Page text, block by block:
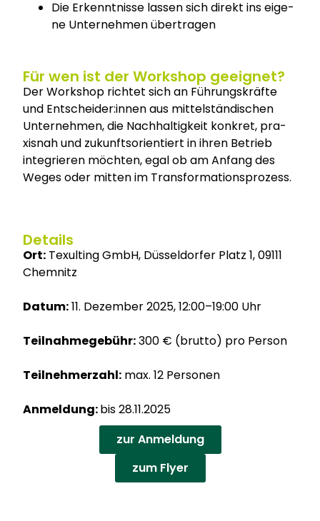
Die Erkennt­nis­se las­sen sich direkt ins eige­
ne Unter­neh­men über­tra­gen
Für wen ist der Workshop geeignet?
Der Work­shop rich­tet sich an Füh­rungs­kräf­te
und Entscheider:innen aus mit­tel­stän­di­schen
Unter­neh­men, die Nach­hal­tig­keit kon­kret, pra­
xis­nah und zukunfts­ori­en­tiert in ihren Betrieb
inte­grie­ren möch­ten, egal ob am Anfang des
Weges oder mit­ten im Trans­for­ma­ti­ons­pro­zess.
Details
Ort: Texul­ting GmbH, Düs­sel­dor­fer Platz 1, 09111
Chem­nitz
Datum:11. Dezem­ber 2025, 12:00–19:00 Uhr
Teil­nah­me­ge­bühr:300 € (brut­to) pro Per­son
Teil­neh­mer­zahl: max. 12 Per­so­nen
Anmel­dung:bis 28.11.2025
zur Anmel­dung
zum Fly­er